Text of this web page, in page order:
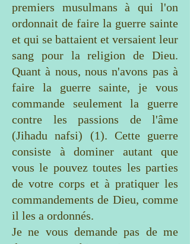
premiers musulmans à qui l'on
ordonnait de faire la guerre sainte
et qui se battaient et versaient leur
sang pour la religion de Dieu.
Quant à nous, nous n'avons pas à
faire la guerre sainte, je vous
commande seulement la guerre
contre les passions de l'âme
(Jihadu nafsi) (1). Cette guerre
consiste à dominer autant que
vous le pouvez toutes les parties
de votre corps et à pratiquer les
commandements de Dieu, comme
il les a ordonnés.
Je ne vous demande pas de me